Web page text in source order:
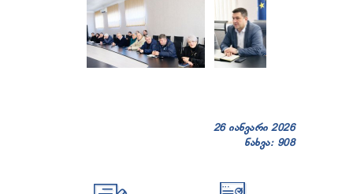
26 იანვარი 2026
ნახვა: 908